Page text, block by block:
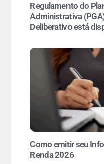
Regulamento do
Administrativa
Deliberativo está
Como emitir seu
Renda 2026